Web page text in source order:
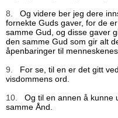
8.
Og videre ber jeg dere
fornekte Guds gaver, for de
samme Gud, og disse gaver
den samme Gud som gir alt
åpenbaringer til menneskenes
9.
For se, til en er det gitt
visdommens ord.
10.
Og til en annen å kunne
samme Ånd.